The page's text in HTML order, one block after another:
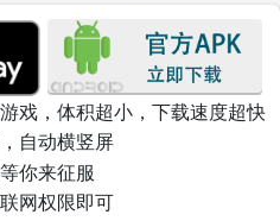
并完成所有级别吗？
戏，体积超小，下载速度超快
自动横竖屏
你来征服
网权限即可